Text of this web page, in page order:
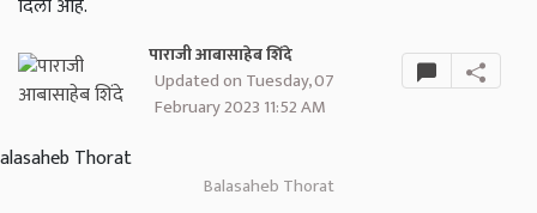
दिला आहे.
पाराजी आबासाहेब शिंदे
Updated on Tuesday, 07
February 2023 11:52 AM
Balasaheb Thorat